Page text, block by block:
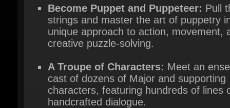
creative puzzle-solving.
A Troupe of Characters:Meet an
cast of dozens of Major and supporting
handcrafted dialogue.
Deadly Shadows:Face a horde of
creatures who will do all they can to